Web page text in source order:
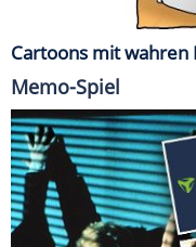
Cartoons mit wahren
Memo-Spiel